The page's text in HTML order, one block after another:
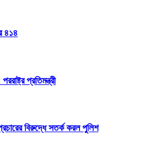
৪১৪
প্রতিমন্ত্রী
বিরুদ্ধে সতর্ক করল পুলিশ